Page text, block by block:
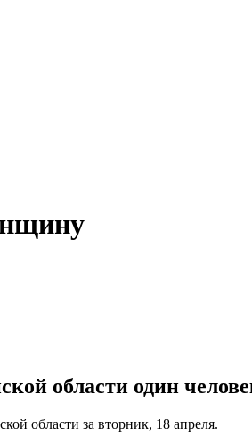
области один
области за вторник, 18 апреля.